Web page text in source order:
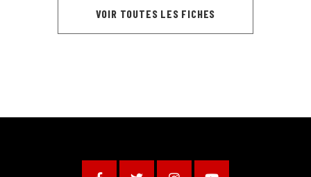
VOIR TOUTES LES FICHES